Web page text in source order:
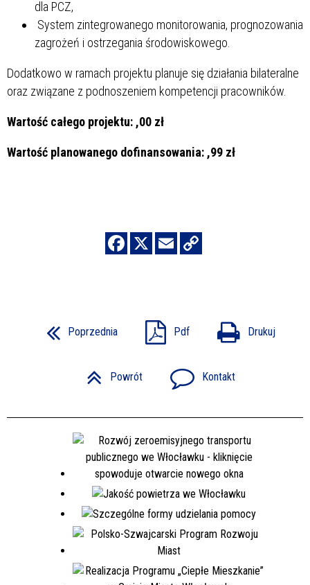
dla PCZ,
System zintegrowanego monitorowania, prognozowania
zagrożeń i ostrzegania środowiskowego.
Dodatkowo w ramach projektu planuje się działania bilateralne
oraz związane z podnoszeniem kompetencji pracowników.
Wartość całego projektu: ,00 zł
Wartość planowanego dofinansowania: ,99 zł
Poprzednia Pdf Drukuj
Powrót Kontakt